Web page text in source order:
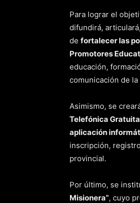
Para lograr el
difundirá,
de fortalecer las
Promotores
educación,
comunicación de
Asimismo, se
Telefónica Gratuita
aplicación
inscripción,
provincial.
Por último, se
Misionera”, cuyo